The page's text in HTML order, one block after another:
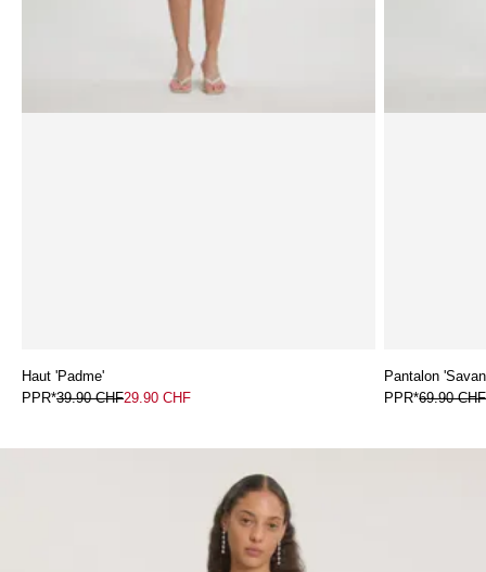
Haut 'Padme'
PPR*39.90 CHF29.90 CHF
Pantalon
PPR*69.90 CHF